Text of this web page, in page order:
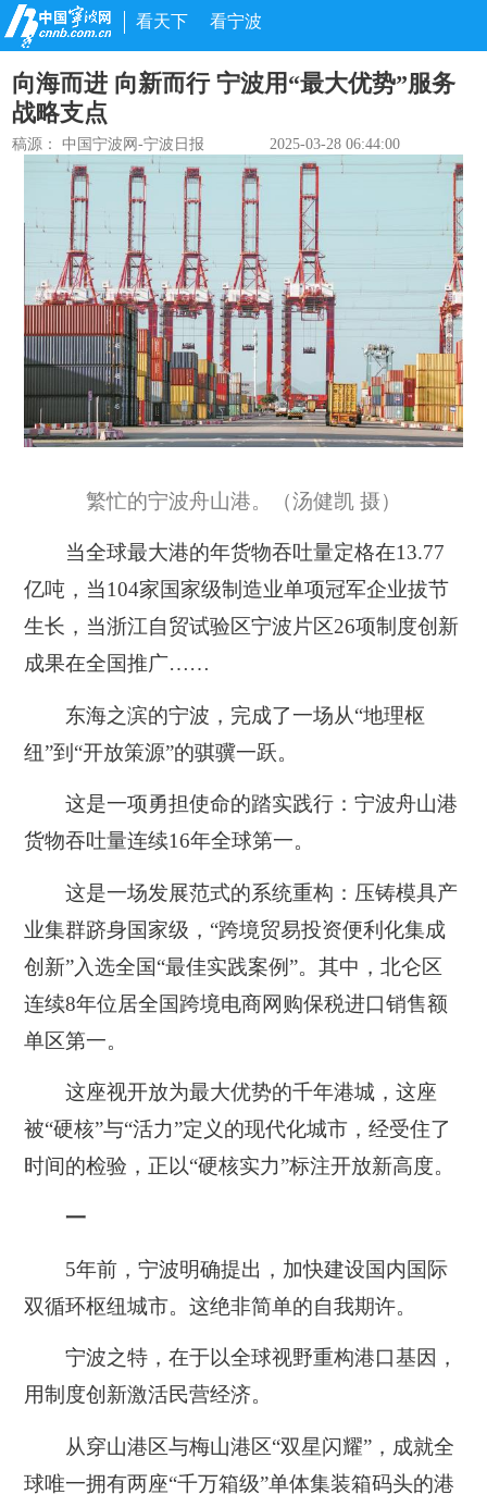
看天下 看宁波
向海而进 向新而行 宁波用“最大优势”服务
战略支点
稿源：中国宁波网-宁波日报 2025-03-28 06:44:00
繁忙的宁波舟山港。（汤健凯 摄）
当全球最大港的年货物吞吐量定格在13.77
亿吨，当104家国家级制造业单项冠军企业拔节
生长，当浙江自贸试验区宁波片区26项制度创新
成果在全国推广……
东海之滨的宁波，完成了一场从“地理枢
纽”到“开放策源”的骐骥一跃。
这是一项勇担使命的踏实践行：宁波舟山港
货物吞吐量连续16年全球第一。
这是一场发展范式的系统重构：压铸模具产
业集群跻身国家级，“跨境贸易投资便利化集成
创新”入选全国“最佳实践案例”。其中，北仑区
连续8年位居全国跨境电商网购保税进口销售额
单区第一。
这座视开放为最大优势的千年港城，这座
被“硬核”与“活力”定义的现代化城市，经受住了
时间的检验，正以“硬核实力”标注开放新高度。
一‌
5年前，宁波明确提出，加快建设国内国际
双循环枢纽城市。这绝非简单的自我期许。
宁波之特，在于以全球视野重构港口基因，
用制度创新激活民营经济。
从穿山港区与梅山港区“双星闪耀”，成就全
球唯一拥有两座“千万箱级”单体集装箱码头的港